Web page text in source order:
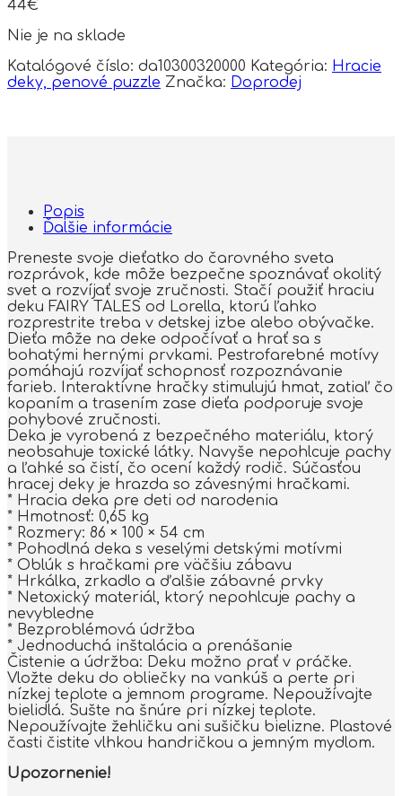
44€
Nie je na sklade
Katalógové číslo: da10300320000 Kategória: Hracie
deky, penové puzzle Značka: Doprodej
Popis
Ďalšie informácie
Preneste svoje dieťatko do čarovného sveta
rozprávok, kde môže bezpečne spoznávať okolitý
svet a rozvíjať svoje zručnosti. Stačí použiť hraciu
deku FAIRY TALES od Lorella, ktorú ľahko
rozprestrite treba v detskej izbe alebo obývačke.
Dieťa môže na deke odpočívať a hrať sa s
bohatými hernými prvkami. Pestrofarebné motívy
pomáhajú rozvíjať schopnosť rozpoznávanie
farieb. Interaktívne hračky stimulujú hmat, zatiaľ čo
kopaním a trasením zase dieťa podporuje svoje
pohybové zručnosti.
Deka je vyrobená z bezpečného materiálu, ktorý
neobsahuje toxické látky. Navyše nepohlcuje pachy
a ľahké sa čistí, čo ocení každý rodič. Súčasťou
hracej deky je hrazda so závesnými hračkami.
* Hracia deka pre deti od narodenia
* Hmotnosť: 0,65 kg
* Rozmery: 86 × 100 × 54 cm
* Pohodlná deka s veselými detskými motívmi
* Oblúk s hračkami pre väčšiu zábavu
* Hrkálka, zrkadlo a ďalšie zábavné prvky
* Netoxický materiál, ktorý nepohlcuje pachy a
nevybledne
* Bezproblémová údržba
* Jednoduchá inštalácia a prenášanie
Čistenie a údržba: Deku možno prať v práčke.
Vložte deku do obliečky na vankúš a perte pri
nízkej teplote a jemnom programe. Nepoužívajte
bielidlá. Sušte na šnúre pri nízkej teplote.
Nepoužívajte žehličku ani sušičku bielizne. Plastové
časti čistite vlhkou handričkou a jemným mydlom.
Upozornenie!